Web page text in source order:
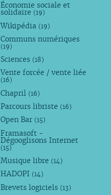
Économie sociale et
solidaire (19)
Wikipédia (19)
Communs numériques
(19)
Sciences (18)
Vente forcée / vente liée
(16)
Chapril (16)
Parcours libriste (16)
Open Bar (15)
Framasoft -
Dégooglisons Internet
(15)
Musique libre (14)
HADOPI (14)
Brevets logiciels (13)